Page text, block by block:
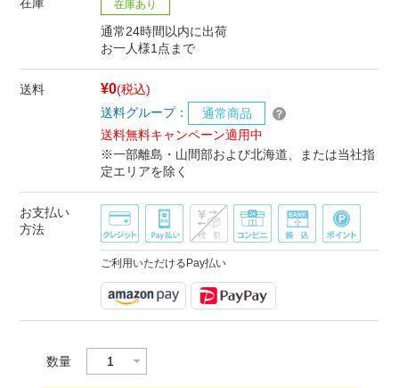
在庫 在庫あり
通常24時間以内に出荷
お一人様1点まで
送料 ¥0(税込)
送料グループ：
通常商品
送料無料キャンペーン適用中
※一部離島・山間部および北海道、または当社指
定エリアを除く
お支払い
方法
ご利用いただけるPay払い
数量